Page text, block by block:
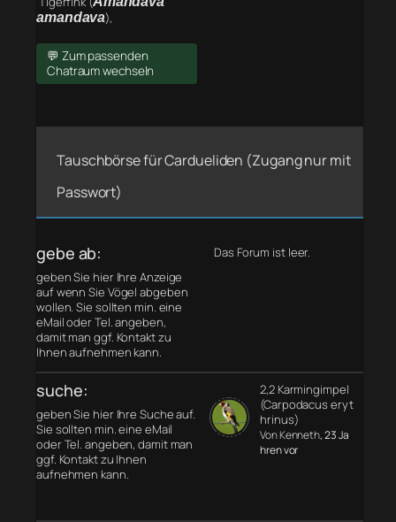
amandava),
💬 Zum passenden
Chatraum wechseln
Tauschbörse für Cardueliden (Zugang nur mit
Passwort)
gebe ab:
geben Sie hier Ihre Anzeige
auf wenn Sie Vögel abgeben
wollen. Sie sollten min. eine
eMail oder Tel. angeben,
damit man ggf. Kontakt zu
Ihnen aufnehmen kann.
Das Forum ist leer.
suche:
geben Sie hier Ihre Suche auf.
Sie sollten min. eine eMail
oder Tel. angeben, damit man
ggf. Kontakt zu Ihnen
aufnehmen kann.
2,2 Karmingimpel
(Carpodacus eryt
hrinus)
Von Kenneth, 23 Ja
hren vor